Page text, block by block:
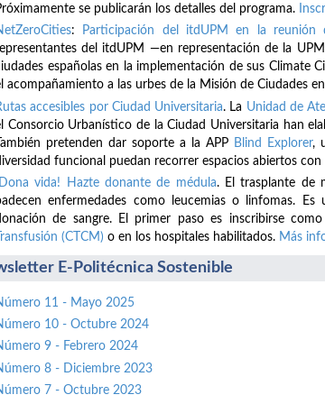
se publicarán los detalles del programa.
: Participación del itdUPM en la reunión
del itdUPM —en representación de la
españolas en la implementación de sus Climate
acompañamiento a las urbes de la Misión de Ciudades
accesibles por Ciudad Universitaria. La Unidad de
Consorcio Urbanístico de la Ciudad Universitaria han
pretenden dar soporte a la APP Blind Explorer,
funcional puedan recorrer espacios abiertos
vida! Hazte donante de médula. El trasplante de
enfermedades como leucemias o linfomas.
de sangre. El primer paso es inscribirse
(CTCM) o en los hospitales habilitados. Más
E-Politécnica Sostenible
11 - Mayo 2025
10 - Octubre 2024
9 - Febrero 2024
8 - Diciembre 2023
7 - Octubre 2023